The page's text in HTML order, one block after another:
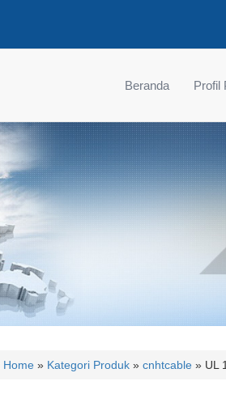
Beranda Profil
Home » Kategori Produk » cnhtcable » UL